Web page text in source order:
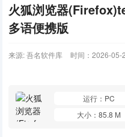
火狐浏览器
多语便携版
来源: 吾名软件库 时间：2026-05-
运行：PC
大小：85.8 M